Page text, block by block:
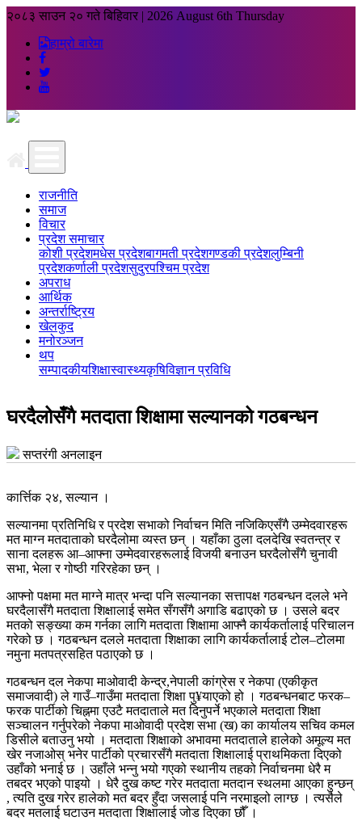
२०८३ साउन २० गते बिहिवार | 2026 August 6th Thursday
हाम्रो बारेमा
राजनीति
समाज
विचार
प्रदेश समाचार
कोशी प्रदेशमधेस प्रदेशबागमती प्रदेशगण्डकी प्रदेशलुम्बिनी
प्रदेशकर्णाली प्रदेशसुदुरपश्चिम प्रदेश
अपराध
आर्थिक
अन्तर्राष्ट्रिय
खेलकुद
मनोरञ्जन
थप
सम्पादकीयशिक्षास्वास्थ्यकृषिविज्ञान प्रविधि
घरदैलोसँगै मतदाता शिक्षामा सल्यानको गठबन्धन
सप्तरंगी अनलाइन
कार्त्तिक २४, सल्यान ।
सल्यानमा प्रतिनिधि र प्रदेश सभाको निर्वाचन मिति नजिकिएसँगै उम्मेदवारहरू
मत माग्न मतदाताको घरदैलोमा व्यस्त छन् । यहाँका ठुला दलदेखि स्वतन्त्र र
साना दलहरू आ–आफ्ना उम्मेदवारहरूलाई विजयी बनाउन घरदैलोसँगै चुनावी
सभा, भेला र गोष्ठी गरिरहेका छन् ।
आफ्नो पक्षमा मत माग्ने मात्र भन्दा पनि सल्यानका सत्तापक्ष गठबन्धन दलले भने
घरदैलासँगै मतदाता शिक्षालाई समेत सँगसँगै अगाडि बढाएको छ । उसले बदर
मतको सङ्ख्या कम गर्नका लागि मतदाता शिक्षामा आफ्नै कार्यकर्तालाई परिचालन
गरेको छ । गठबन्धन दलले मतदाता शिक्षाका लागि कार्यकर्तालाई टोल–टोलमा
नमुना मतपत्रसहित पठाएको छ ।
गठबन्धन दल नेकपा माओवादी केन्द्र,नेपाली कांग्रेस र नेकपा (एकीकृत
समाजवादी) ले गाउँ–गाउँमा मतदाता शिक्षा पु¥याएको हो । गठबन्धनबाट फरक–
फरक पार्टीको चिह्नमा एउटै मतदाताले मत दिनुपर्ने भएकाले मतदाता शिक्षा
सञ्चालन गर्नुपरेको नेकपा माओवादी प्रदेश सभा (ख) का कार्यालय सचिव कमल
डिसीले बताउनु भयो । मतदाता शिक्षाको अभावमा मतदाताले हालेको अमूल्य मत
खेर नजाओस् भनेर पार्टीको प्रचारसँगै मतदाता शिक्षालाई प्राथमिकता दिएको
उहाँको भनाई छ । उहाँले भन्नु भयो गएको स्थानीय तहको निर्वाचनमा धेरै म
तबदर भएको पाइयो । धेरै दुख कष्ट गरेर मतदाता मतदान स्थलमा आएका हुन्छन्
, त्यति दुख गरेर हालेको मत बदर हुँदा जसलाई पनि नरमाइलो लाग्छ । त्यसैले
बदर मतलाई घटाउन मतदाता शिक्षालाई जोड दिएका छौँ ।